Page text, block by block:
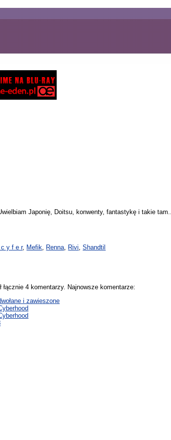
Japonię, Doitsu, konwenty, fantastykę i takie tam...
c y f e r, Mefik, Renna, Rivi,Shandtil
łącznie 4 komentarzy. Najnowsze komentarze:
i zawieszone